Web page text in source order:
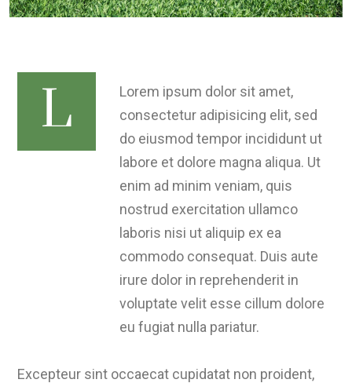
L
Lorem ipsum dolor sit amet,
consectetur adipisicing elit, sed
do eiusmod tempor incididunt ut
labore et dolore magna aliqua. Ut
enim ad minim veniam, quis
nostrud exercitation ullamco
laboris nisi ut aliquip ex ea
commodo consequat. Duis aute
irure dolor in reprehenderit in
voluptate velit esse cillum dolore
eu fugiat nulla pariatur.
Excepteur sint occaecat cupidatat non proident,